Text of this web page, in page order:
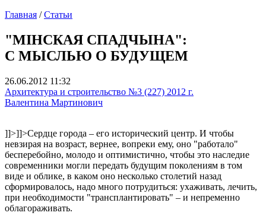
Главная / Статьи
"МІНСКАЯ СПАДЧЫНА":
С МЫСЛЬЮ О БУДУЩЕМ
26.06.2012 11:32
Архитектура и строительство №3 (227) 2012 г.
Валентина Мартинович
]]>]]>Сердце города – его исторический центр. И чтобы
невзирая на возраст, вернее, вопреки ему, оно "работало"
бесперебойно, молодо и оптимистично, чтобы это наследие
современники могли передать будущим поколениям в том
виде и облике, в каком оно несколько столетий назад
сформировалось, надо много потрудиться: ухаживать, лечить,
при необходимости "трансплантировать" – и непременно
облагораживать.